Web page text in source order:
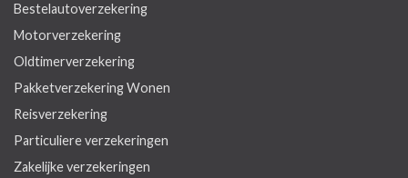
Bestelautoverzekering
Motorverzekering
Oldtimerverzekering
Pakketverzekering Wonen
Reisverzekering
Particuliere verzekeringen
Zakelijke verzekeringen